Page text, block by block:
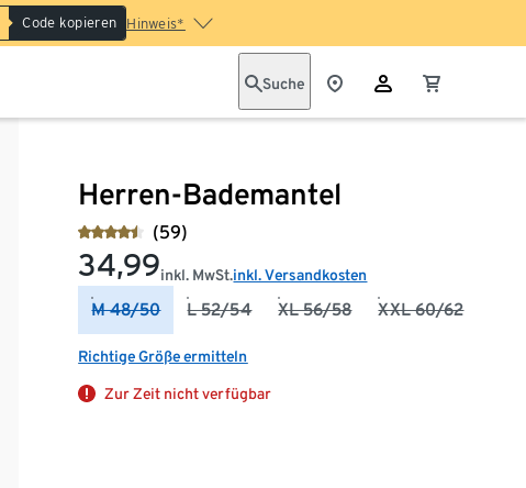
Code kopieren Hinweis*
Suche
Herren-Bademantel
(59)
34,99inkl. MwSt.inkl. Versandkosten
M 48/50 L 52/54 XL 56/58 XXL 60/62
Richtige Größe ermitteln
Zur Zeit nicht verfügbar